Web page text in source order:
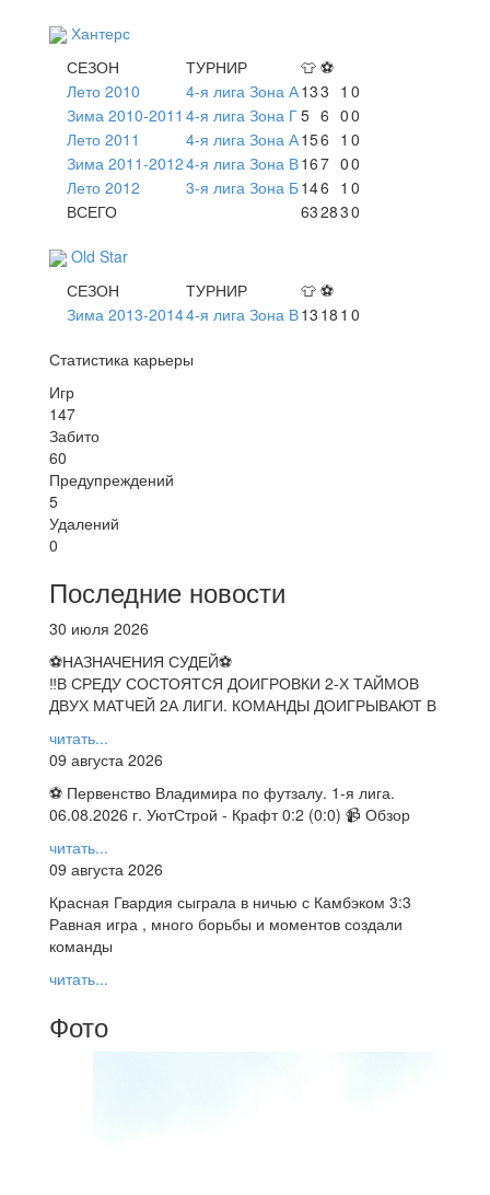
Хантерс
СЕЗОН
ТУРНИР 👕 ⚽
Лето 2010
4-я лига Зона А133 1 0
Зима 2010-2011 4-я лига Зона Г5 6 00
Лето 2011
4-я лига Зона А156 1 0
Зима 2011-20124-я лига Зона В167 00
Лето 2012
3-я лига Зона Б146 1 0
ВСЕГО
632830
Old Star
СЕЗОН
ТУРНИР 👕 ⚽
Зима 2013-20144-я лига Зона В13 18 1 0
Статистика карьеры
Игр
147
Забито
60
Предупреждений
5
Удалений
0
Последние новости
30 июля 2026
⚽НАЗНАЧЕНИЯ СУДЕЙ⚽
‼В СРЕДУ СОСТОЯТСЯ ДОИГРОВКИ 2-Х ТАЙМОВ
ДВУХ МАТЧЕЙ 2А ЛИГИ. КОМАНДЫ ДОИГРЫВАЮТ В
читать...
09 августа 2026
⚽ Первенство Владимира по футзалу. 1-я лига.
06.08.2026 г. УютСтрой - Крафт 0:2 (0:0) 📹 Обзор
читать...
09 августа 2026
Красная Гвардия сыграла в ничью с Камбэком 3:3
Равная игра , много борьбы и моментов создали
команды
читать...
Фото